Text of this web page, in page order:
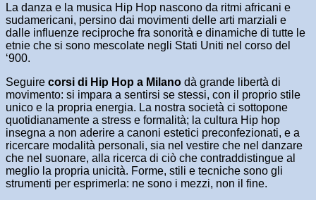
La danza e la musica Hip Hop nascono da ritmi africani e
sudamericani, persino dai movimenti delle arti marziali e
dalle influenze reciproche fra sonorità e dinamiche di tutte le
etnie che si sono mescolate negli Stati Uniti nel corso del
‘900.
Seguire corsi di Hip Hop a Milano dà grande libertà di
movimento: si impara a sentirsi se stessi, con il proprio stile
unico e la propria energia. La nostra società ci sottopone
quotidianamente a stress e formalità; la cultura Hip hop
insegna a non aderire a canoni estetici preconfezionati, e a
ricercare modalità personali, sia nel vestire che nel danzare
che nel suonare, alla ricerca di ciò che contraddistingue al
meglio la propria unicità. Forme, stili e tecniche sono gli
strumenti per esprimerla: ne sono i mezzi, non il fine.